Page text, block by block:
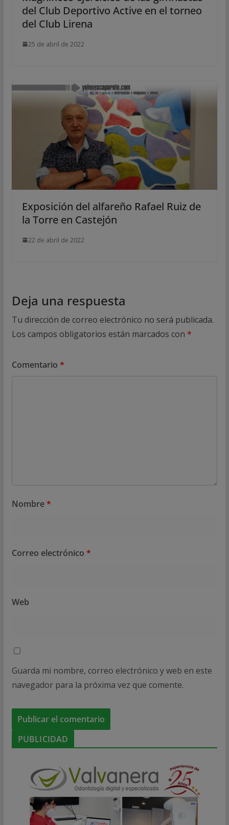
del Club Deportivo Active en el torneo
del Club Lirena
25 de abril de 2022
Exposición del alfareño Rafael Ruiz de
la Torre en Castejón
22 de abril de 2022
Deja una respuesta
Tu dirección de correo electrónico no será publicada.
Los campos obligatorios están marcados con *
Comentario *
Nombre*
Correo electrónico *
Web
Guarda mi nombre, correo electrónico y web en este
navegador para la próxima vez que comente.
PUBLICIDAD